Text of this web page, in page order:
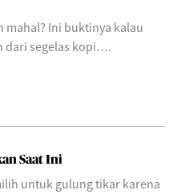
mahal? Ini buktinya kalau
dari segelas kopi….
Saat Ini
untuk gulung tikar karena